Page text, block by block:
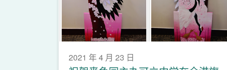
2021 年 4 月 23 日